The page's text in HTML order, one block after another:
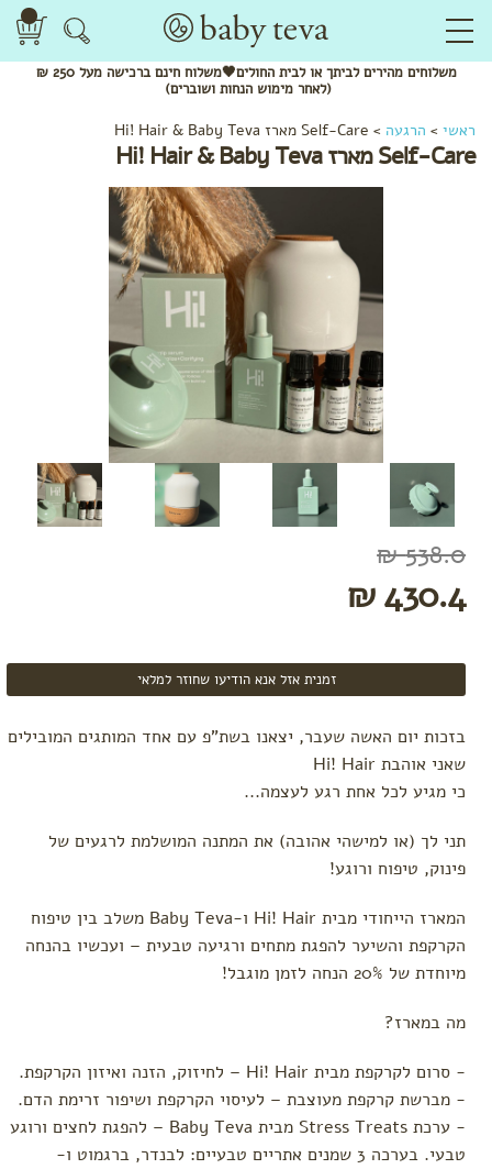
משלוחיםמהיריםלביתך או לבית החולים🖤משלוחחינם
ברכישה מעל 250 ₪
(לאחר מימוש הנחות ושוברים)
המומלצים
של
דניאלה
ראשי > הרגעה > Self-Care מארז Hi! Hair & Baby Teva
Self-Care מארז Hi! Hair & Baby Teva
538.0 ₪
430.4 ₪
זמנית אזל אנא הודיעו שחוזר למלאי
בזכות יום האשה שעבר, יצאנו בשת"פ עם אחד המותגים המובילים
שאני אוהבת Hi! Hair
כי מגיע לכל אחת רגע לעצמה...
תני לך (או למישהי אהובה) את המתנה המושלמת לרגעים של
פינוק, טיפוח ורוגע!
המארז הייחודי מבית Hi! Hair ו-Baby Teva משלב בין טיפוח
הקרקפת והשיער להפגת מתחים ורגיעה טבעית – ועכשיו בהנחה
מיוחדת של 20% הנחה לזמן מוגבל!
מה במארז?
- סרום לקרקפת מבית Hi! Hair – לחיזוק, הזנה ואיזון הקרקפת.
- מברשת קרקפת מעוצבת – לעיסוי הקרקפת ושיפור זרימת הדם.
- ערכת Stress Treats מבית Baby Teva – להפגת לחצים ורוגע
טבעי. בערכה 3 שמנים אתריים טבעיים: לבנדר, ברגמוט ו-